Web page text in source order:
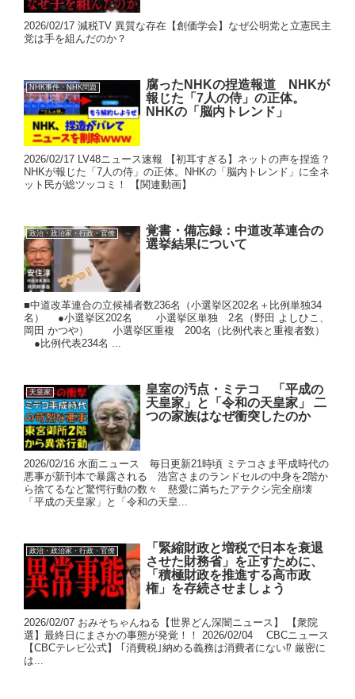
2026/02/17 減税TV 異質な存在【創価学会】なぜ公明党と立憲民主
党は手を組んだのか？
NHK事件・NHK問題
腐ったNHKの捏造報道 NHKが
報じた「7人の侍」の正体。
NHKの「脳内トレンド」
2026/02/17 LV48ニュース速報 【初耳すぎる】ネットの声を捏造？
NHKが報じた「7人の侍」の正体。NHKの「脳内トレンド」に全ネ
ット民が総ツッコミ！ 【関連動画】
政治・政治家・行政・官僚
覚書・備忘録：中道改革連合の
選挙結果について
■中道改革連合の立候補者数236名（小選挙区202名＋比例単独34
名） ●小選挙区202名 小選挙区単独 2名（野田 よしひこ、
岡田 かつや） 小選挙区重複 200名（比例代表と重複者数）
●比例代表234名 ...
天皇家
皇室の汚点・ミテコ 「平成の
天皇家」と「令和の天皇家」 二
つの家族はなぜ衝突したのか
2026/02/16 水面ニュース 毎日更新21時頃 ミテコさま平成時代の
悪事が新刊本で暴露される 浩宮さまのランドセルの中身を2階か
ら捨てるなど驚愕行動の数々 慈愛に満ちたアテクシ完全崩壊
「平成の天皇家」と「令和の天皇...
政治・政治家・行政・官僚
「緊縮財政と増税で日本を衰退
させた財務省」を正すために、
「積極財政を推進する高市政
権」を存続させましょう
2026/02/07 おみそちゃんねる【世界どん深闇ニュース】 【衆院
選】最終日にまさかの事態が発覚！！ 2026/02/04 CBCニュース
【CBCテレビ公式】 ｢消費税｣納める義務は消費者にない⁉ 厳密に
は...